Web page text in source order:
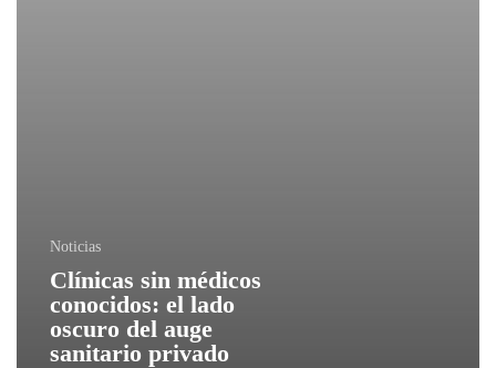
Noticias
Clínicas sin médicos
conocidos: el lado
oscuro del auge
sanitario privado